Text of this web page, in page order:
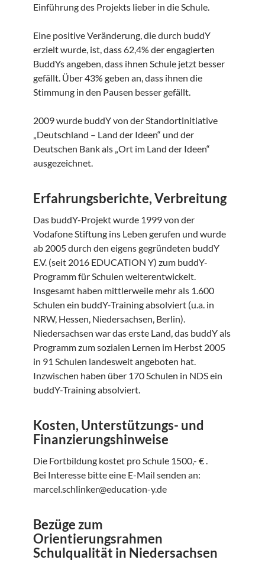
Einführung des Projekts lieber in die Schule.
Eine positive Veränderung, die durch buddY
erzielt wurde, ist, dass 62,4% der engagierten
BuddYs angeben, dass ihnen Schule jetzt besser
gefällt. Über 43% geben an, dass ihnen die
Stimmung in den Pausen besser gefällt.
2009 wurde buddY von der Standortinitiative
„Deutschland – Land der Ideen“ und der
Deutschen Bank als „Ort im Land der Ideen“
ausgezeichnet.
Erfahrungsberichte, Verbreitung
Das buddY-Projekt wurde 1999 von der
Vodafone Stiftung ins Leben gerufen und wurde
ab 2005 durch den eigens gegründeten buddY
E.V. (seit 2016 EDUCATION Y) zum buddY-
Programm für Schulen weiterentwickelt.
Insgesamt haben mittlerweile mehr als 1.600
Schulen ein buddY-Training absolviert (u.a. in
NRW, Hessen, Niedersachsen, Berlin).
Niedersachsen war das erste Land, das buddY als
Programm zum sozialen Lernen im Herbst 2005
in 91 Schulen landesweit angeboten hat.
Inzwischen haben über 170 Schulen in NDS ein
buddY-Training absolviert.
Kosten, Unterstützungs- und
Finanzierungshinweise
Die Fortbildung kostet pro Schule 1500,- € .
Bei Interesse bitte eine E-Mail senden an:
marcel.schlinker@education-y.de
Bezüge zum
Orientierungsrahmen
Schulqualität in Niedersachsen